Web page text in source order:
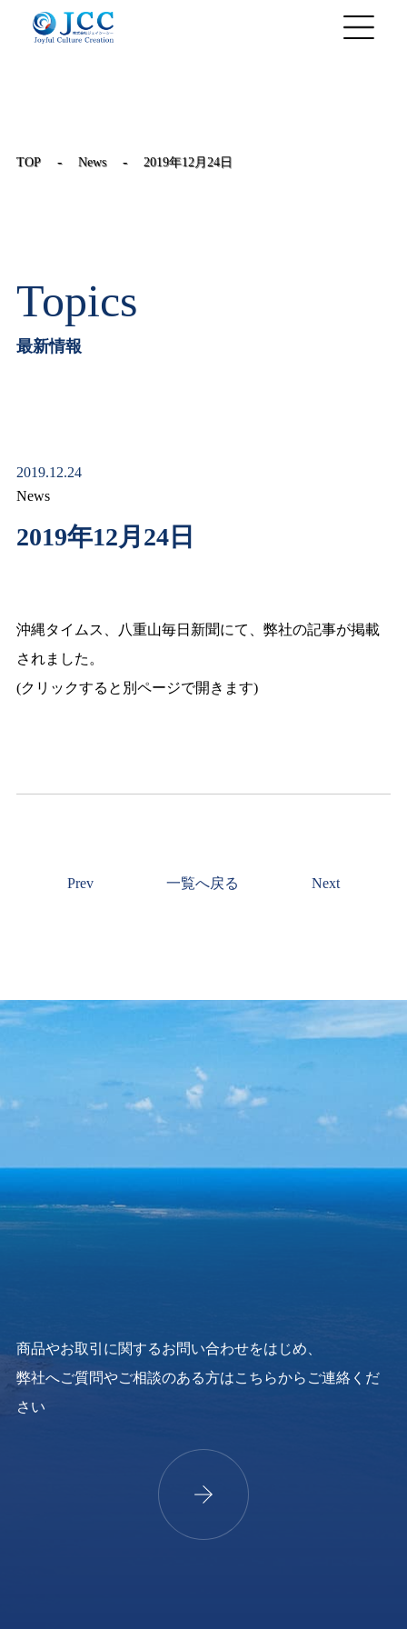
TOP - News - 2019年12月24日
Topics
最新情報
2019.12.24
News
2019年12月24日
沖縄タイムス、八重山毎日新聞にて、弊社の記事が掲載
されました。
(クリックすると別ページで開きます)
Prev 一覧へ戻る Next
商品やお取引に関するお問い合わせをはじめ、
弊社へご質問やご相談のある方はこちらからご連絡くだ
さい